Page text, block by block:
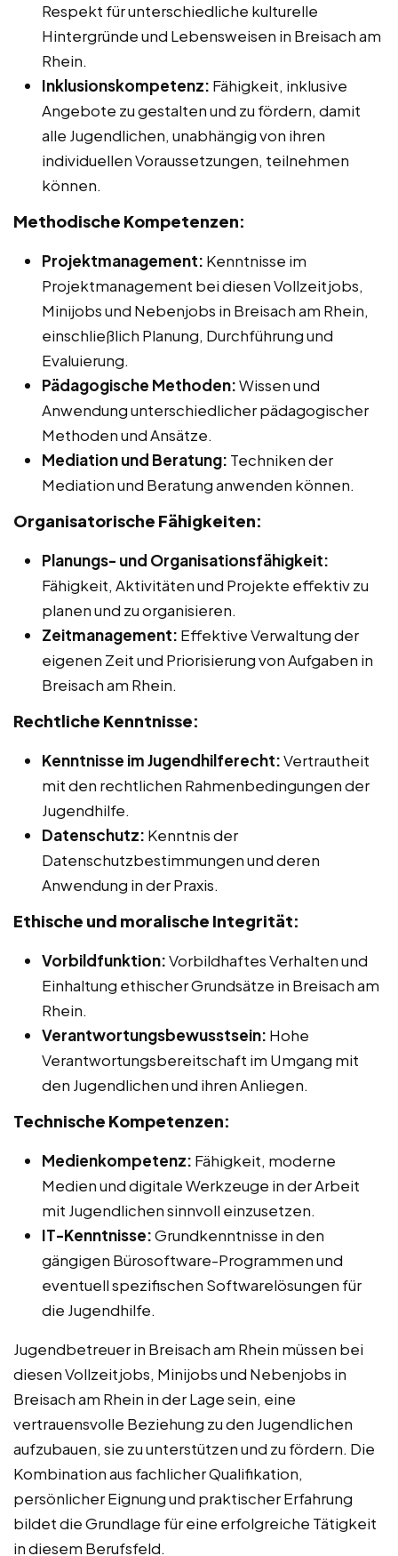
Respekt für unterschiedliche kulturelle
Hintergründe und Lebensweisen in Breisach am
Rhein.
Inklusionskompetenz: Fähigkeit, inklusive
Angebote zu gestalten und zu fördern, damit
alle Jugendlichen, unabhängig von ihren
individuellen Voraussetzungen, teilnehmen
können.
Methodische Kompetenzen:
Projektmanagement: Kenntnisse im
Projektmanagement bei diesen Vollzeitjobs,
Minijobs und Nebenjobs in Breisach am Rhein,
einschließlich Planung, Durchführung und
Evaluierung.
Pädagogische Methoden:Wissen und
Anwendung unterschiedlicher pädagogischer
Methoden und Ansätze.
Mediation und Beratung: Techniken der
Mediation und Beratung anwenden können.
Organisatorische Fähigkeiten:
Planungs- und Organisationsfähigkeit:
Fähigkeit, Aktivitäten und Projekte effektiv zu
planen und zu organisieren.
Zeitmanagement: Effektive Verwaltung der
eigenen Zeit und Priorisierung von Aufgaben in
Breisach am Rhein.
Rechtliche Kenntnisse:
Kenntnisse im Jugendhilferecht:Vertrautheit
mit den rechtlichen Rahmenbedingungen der
Jugendhilfe.
Datenschutz: Kenntnis der
Datenschutzbestimmungen und deren
Anwendung in der Praxis.
Ethische und moralische Integrität:
Vorbildfunktion:Vorbildhaftes Verhalten und
Einhaltung ethischer Grundsätze in Breisach am
Rhein.
Verantwortungsbewusstsein: Hohe
Verantwortungsbereitschaft im Umgang mit
den Jugendlichen und ihren Anliegen.
Technische Kompetenzen:
Medienkompetenz: Fähigkeit, moderne
Medien und digitale Werkzeuge in der Arbeit
mit Jugendlichen sinnvoll einzusetzen.
IT-Kenntnisse:Grundkenntnisse in den
gängigen Bürosoftware-Programmen und
eventuell spezifischen Softwarelösungen für
die Jugendhilfe.
Jugendbetreuer in Breisach am Rhein müssen bei
diesen Vollzeitjobs, Minijobs und Nebenjobs in
Breisach am Rhein in der Lage sein, eine
vertrauensvolle Beziehung zu den Jugendlichen
aufzubauen, sie zu unterstützen und zu fördern. Die
Kombination aus fachlicher Qualifikation,
persönlicher Eignung und praktischer Erfahrung
bildet die Grundlage für eine erfolgreiche Tätigkeit
in diesem Berufsfeld.